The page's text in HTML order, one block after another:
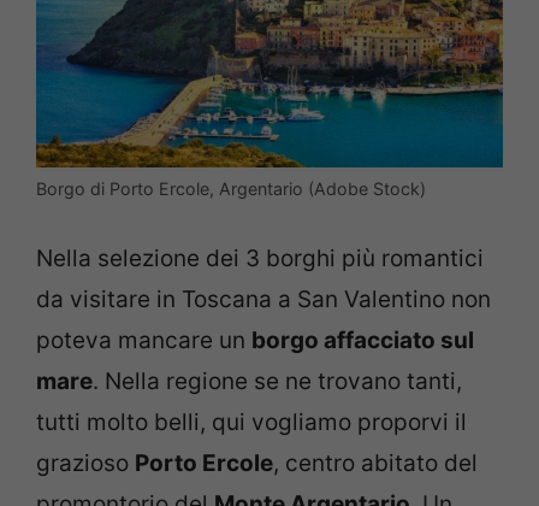
Borgo di Porto Ercole, Argentario (Adobe Stock)
Nella selezione dei 3 borghi più romantici
da visitare in Toscana a San Valentino non
poteva mancare un borgo affacciato sul
mare. Nella regione se ne trovano tanti,
tutti molto belli, qui vogliamo proporvi il
grazioso Porto Ercole, centro abitato del